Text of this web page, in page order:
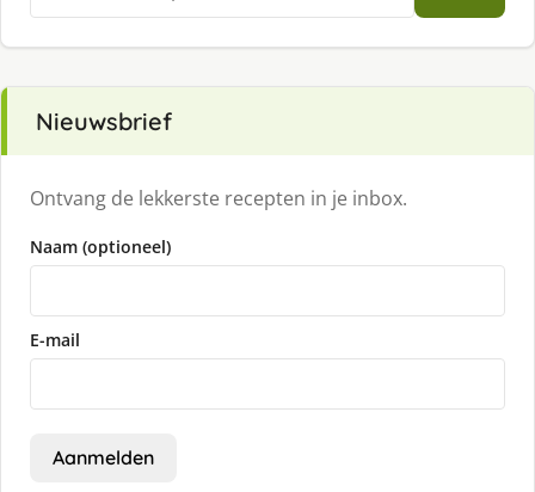
Nieuwsbrief
Ontvang de lekkerste recepten in je inbox.
Naam (optioneel)
E-mail
Aanmelden